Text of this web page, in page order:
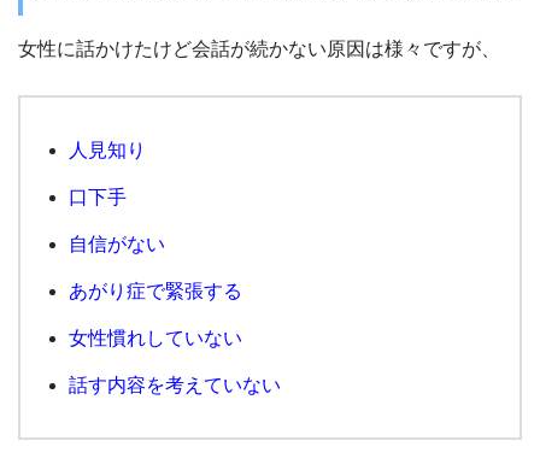
女性に話かけたけど会話が続かない原因は様々ですが、
人見知り
口下手
自信がない
あがり症で緊張する
女性慣れしていない
話す内容を考えていない